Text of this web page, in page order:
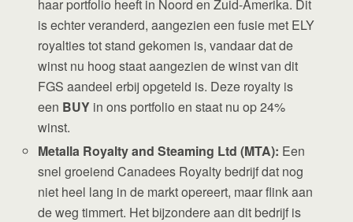
haar portfolio heeft in Noord en Zuid-Amerika. Dit
is echter veranderd, aangezien een fusie met ELY
royalties tot stand gekomen is, vandaar dat de
winst nu hoog staat aangezien de winst van dit
FGS aandeel erbij opgeteld is. Deze royalty is
een BUY in ons portfolio en staat nu op 24%
winst.
Metalla Royalty and Steaming Ltd (MTA): Een
snel groeiend Canadees Royalty bedrijf dat nog
niet heel lang in de markt opereert, maar flink aan
de weg timmert. Het bijzondere aan dit bedrijf is